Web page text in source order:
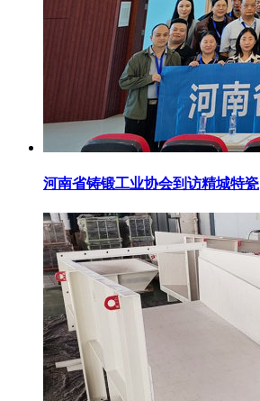
河南省铸锻工业协会到访精城特瓷